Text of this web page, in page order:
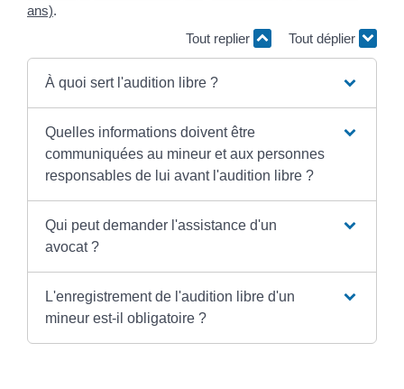
ans).
Tout replier
Tout déplier
À quoi sert l'audition libre ?
Quelles informations doivent être
communiquées au mineur et aux personnes
responsables de lui avant l'audition libre ?
Qui peut demander l'assistance d'un
avocat ?
L'enregistrement de l'audition libre d'un
mineur est-il obligatoire ?